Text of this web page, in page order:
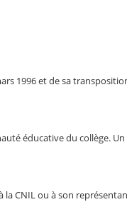
1996 et de sa
éducative du collège.
CNIL ou à son